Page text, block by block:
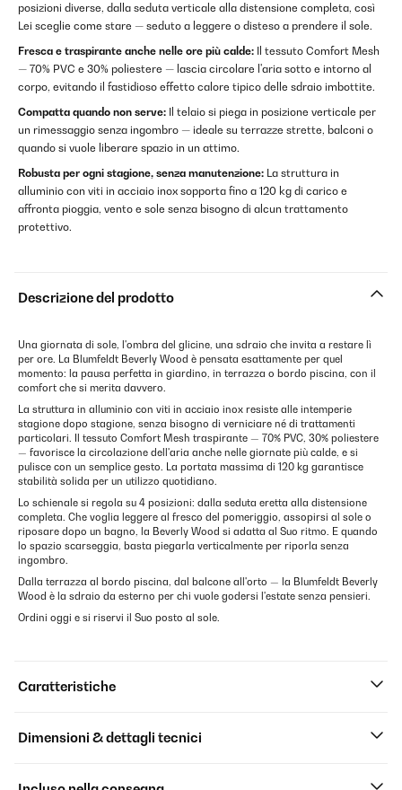
posizioni diverse, dalla seduta verticale alla distensione completa, così
Lei sceglie come stare — seduto a leggere o disteso a prendere il sole.
Fresca e traspirante anche nelle ore più calde: Il tessuto Comfort Mesh
— 70% PVC e 30% poliestere — lascia circolare l'aria sotto e intorno al
corpo, evitando il fastidioso effetto calore tipico delle sdraio imbottite.
Compatta quando non serve: Il telaio si piega in posizione verticale per
un rimessaggio senza ingombro — ideale su terrazze strette, balconi o
quando si vuole liberare spazio in un attimo.
Robusta per ogni stagione, senza manutenzione: La struttura in
alluminio con viti in acciaio inox sopporta fino a 120 kg di carico e
affronta pioggia, vento e sole senza bisogno di alcun trattamento
protettivo.
Descrizione del prodotto
Una giornata di sole, l'ombra del glicine, una sdraio che invita a restare lì
per ore. La Blumfeldt Beverly Wood è pensata esattamente per quel
momento: la pausa perfetta in giardino, in terrazza o bordo piscina, con il
comfort che si merita davvero.
La struttura in alluminio con viti in acciaio inox resiste alle intemperie
stagione dopo stagione, senza bisogno di verniciare né di trattamenti
particolari. Il tessuto Comfort Mesh traspirante — 70% PVC, 30% poliestere
— favorisce la circolazione dell'aria anche nelle giornate più calde, e si
pulisce con un semplice gesto. La portata massima di 120 kg garantisce
stabilità solida per un utilizzo quotidiano.
Lo schienale si regola su 4 posizioni: dalla seduta eretta alla distensione
completa. Che voglia leggere al fresco del pomeriggio, assopirsi al sole o
riposare dopo un bagno, la Beverly Wood si adatta al Suo ritmo. E quando
lo spazio scarseggia, basta piegarla verticalmente per riporla senza
ingombro.
Dalla terrazza al bordo piscina, dal balcone all'orto — la Blumfeldt Beverly
Wood è la sdraio da esterno per chi vuole godersi l'estate senza pensieri.
Ordini oggi e si riservi il Suo posto al sole.
Caratteristiche
Dimensioni & dettagli tecnici